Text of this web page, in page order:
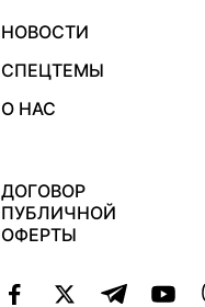
НОВОСТИ
СПЕЦТЕМЫ
О НАС
ДОГОВОР
ПУБЛИЧНОЙ
ОФЕРТЫ